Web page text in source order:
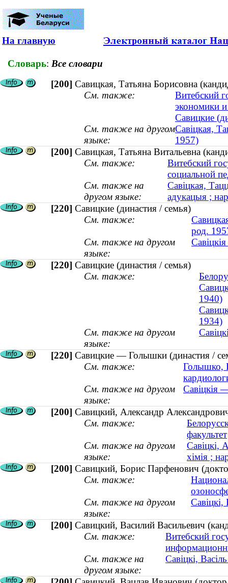
На главную
Словарь: Все словари
[200] Савицкая, Татьяна Борисовна
См. также:
Витебский
экономики
Савицкие
См. также на другом
языке:
Савіцкая,
1957)
[200] Савицкая, Татьяна Витальевна
См. также:
Витебский
социальной
См. также на
другом языке:
Савіцкая,
адукацыя ;
[220] Савицкие (династия / семья)
См. также:
род.
См. также на другом
языке:
[220] Савицкие (династия / семья)
См. также:
1940)
1934)
См. также на другом
языке:
[220] Савицкие — Голышки (династия /
См. также:
Голышко,
См. также на другом
языке:
Савіцкія
[200] Савицкий, Александр
См. также:
факультет
См. также на другом
языке:
Савiцкi,
хімія ;
[200] Савицкий, Борис Парфенович
См. также:
См. также на другом
языке:
[200] Савицкий, Василий Васильевич
См. также:
Витебский
См. также на
другом языке:
Савіцкі,